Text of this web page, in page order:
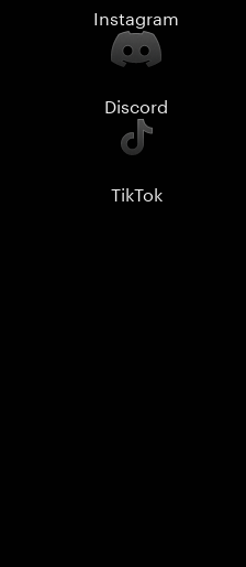
Instagram
Discord
TikTok